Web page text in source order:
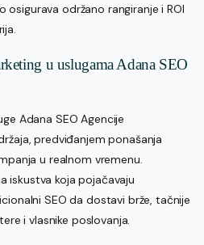
održano rangiranje i ROI
u uslugama Adana SEO
Adana SEO Agencije
predviđanjem ponašanja
u realnom vremenu.
iskustva koja pojačavaju
SEO da dostavi brže, tačnije
i vlasnike poslovanja.